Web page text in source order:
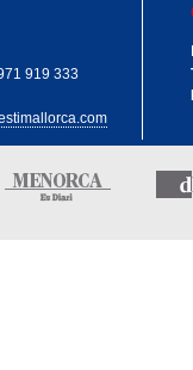
919 333
de Ibiza